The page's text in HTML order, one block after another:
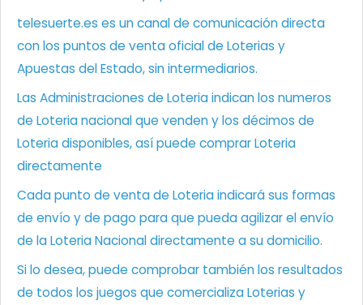
telesuerte.es es un canal de comunicación directa
con los puntos de venta oficial de Loterias y
Apuestas del Estado, sin intermediarios.
Las Administraciones de Loteria indican los numeros
de Loteria nacional que venden y los décimos de
Loteria disponibles, así puede comprar Loteria
directamente
Cada punto de venta de Loteria indicará sus formas
de envío y de pago para que pueda agilizar el envío
de la Loteria Nacional directamente a su domicilio.
Si lo desea, puede comprobar también los resultados
de todos los juegos que comercializa Loterias y